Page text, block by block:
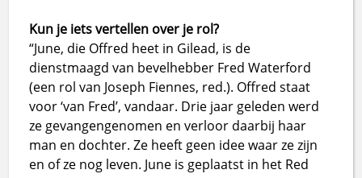
Kun je iets vertellen over je rol?
“June, die Offred heet in Gilead, is de
dienstmaagd van bevelhebber Fred Waterford
(een rol van Joseph Fiennes, red.). Offred staat
voor ‘van Fred’, vandaar. Drie jaar geleden werd
ze gevangengenomen en verloor daarbij haar
man en dochter. Ze heeft geen idee waar ze zijn
en of ze nog leven. June is geplaatst in het Red